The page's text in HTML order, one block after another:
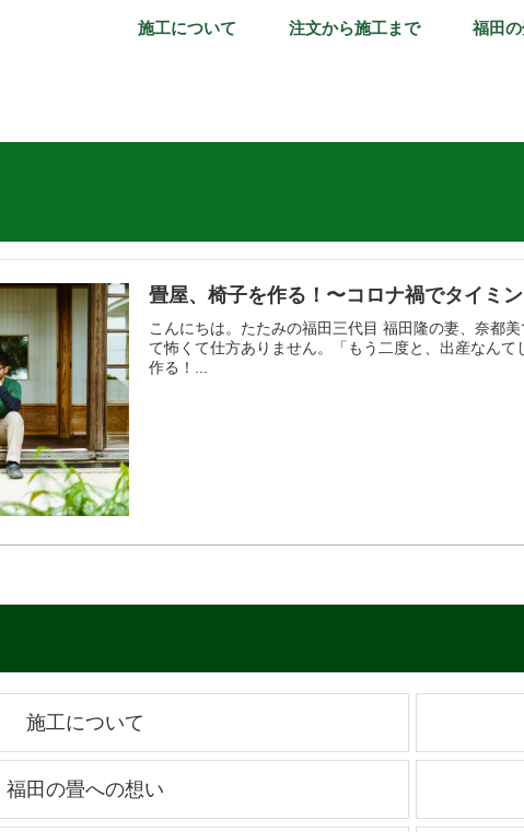
施工について 注文から施工まで 福田
畳屋、椅子を作る！〜コロナ禍でタイミ
こんにちは。たたみの福田三代目 福田隆の妻、奈都
て怖くて仕方ありません。「もう二度と、出産なん
作る！...
施工について
福田の畳への想い